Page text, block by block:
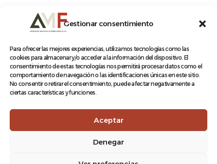
Gestionar consentimiento
Para ofrecer las mejores experiencias, utilizamos tecnologías como las
cookies para almacenar y/o acceder a la información del dispositivo. El
consentimiento de estas tecnologías nos permitirá procesar datos como el
comportamiento de navegación o las identificaciones únicas en este sitio.
No consentir o retirar el consentimiento, puede afectar negativamente a
ciertas características y funciones.
Aceptar
Denegar
Manuel María Contreras 133, Cuauhtémoc,